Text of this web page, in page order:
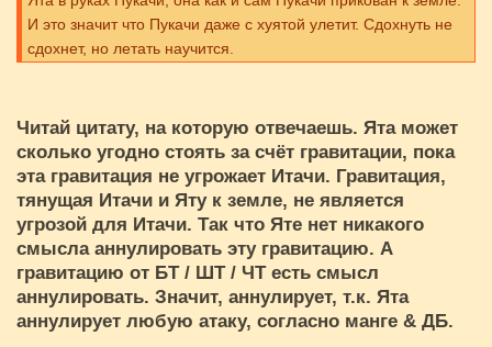
И это значит что Пукачи даже с хуятой улетит. Сдохнуть не
сдохнет, но летать научится.
Читай цитату, на которую отвечаешь. Ята может
сколько угодно стоять за счёт гравитации, пока
эта гравитация не угрожает Итачи. Гравитация,
тянущая Итачи и Яту к земле, не является
угрозой для Итачи. Так что Яте нет никакого
смысла аннулировать эту гравитацию. А
гравитацию от БТ / ШТ / ЧТ есть смысл
аннулировать. Значит, аннулирует, т.к. Ята
аннулирует любую атаку, согласно манге & ДБ.